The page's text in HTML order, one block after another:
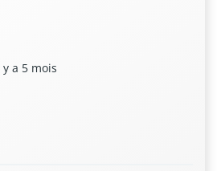
a 5 mois